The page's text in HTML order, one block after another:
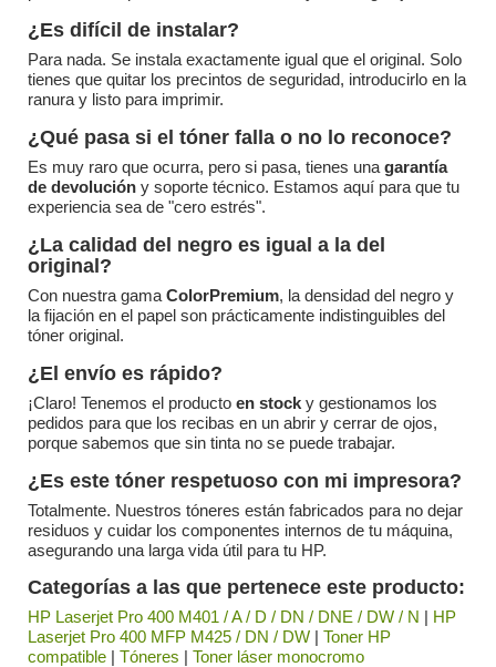
¿Es difícil de instalar?
Para nada. Se instala exactamente igual que el original. Solo
tienes que quitar los precintos de seguridad, introducirlo en la
ranura y listo para imprimir.
¿Qué pasa si el tóner falla o no lo reconoce?
Es muy raro que ocurra, pero si pasa, tienes una garantía
de devolución y soporte técnico. Estamos aquí para que tu
experiencia sea de "cero estrés".
¿La calidad del negro es igual a la del
original?
Con nuestra gama ColorPremium, la densidad del negro y
la fijación en el papel son prácticamente indistinguibles del
tóner original.
¿El envío es rápido?
¡Claro! Tenemos el producto en stock y gestionamos los
pedidos para que los recibas en un abrir y cerrar de ojos,
porque sabemos que sin tinta no se puede trabajar.
¿Es este tóner respetuoso con mi impresora?
Totalmente. Nuestros tóneres están fabricados para no dejar
residuos y cuidar los componentes internos de tu máquina,
asegurando una larga vida útil para tu HP.
Categorías a las que pertenece este producto:
HP Laserjet Pro 400 M401 / A / D / DN / DNE / DW / N | HP
Laserjet Pro 400 MFP M425 / DN / DW | Toner HP
compatible | Tóneres | Toner láser monocromo